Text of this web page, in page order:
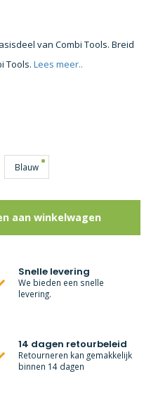
van Combi Tools. Breid
Tools. Lees meer..
Blauw
aan winkelwagen
Snelle levering
We bieden een snelle
levering.
14 dagen retourbeleid
Retourneren kan gemakkelijk
binnen 14 dagen